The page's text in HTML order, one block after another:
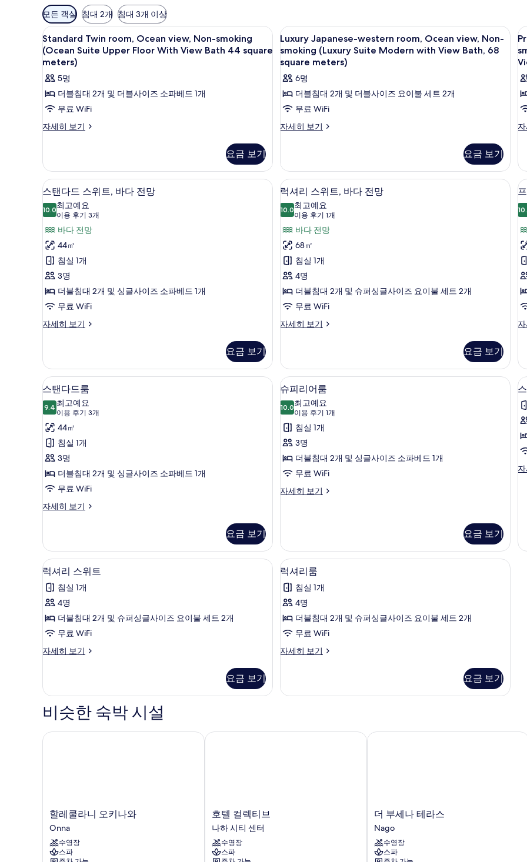
객
실
에
사
용
가
능
한
필
터
모든 객실 침대 2개 침대 3개 이상
Standard
Twin
room,
Ocean
view,
Non-
smoking
(Ocean
Floor
With
View
Bath
44
square
meters)
사
진
모
두
보
1 개의 침실, 고급 침구, 객실 내 금고, 책상
4
Standard Twin room, Ocean view, Non-smoking
(Ocean Suite Upper Floor With View Bath 44 square
meters)
5명
더블침대 2개 및 더블사이즈 소파베드 1개
무료 WiFi
자세히 보기
Standard
view,
Non-
smoking
(Ocean
Suite
Upper
Floor
With
View
Bath
44
meters)
자
히
요금 보기
Luxury
Japanese-
western
room,
Ocean
view,
Non-
smoking
Modern
with
View
Bath,
68
square
meters)
사
진
모
두
보
3
Luxury Japanese-western room, Ocean view, Non-
smoking (Luxury Suite Modern with View Bath, 68
square meters)
6명
더블침대 2개 및 더블사이즈 요이불 세트 2개
무료 WiFi
자세히 보기
Luxury
Ocean
view,
Non-
smoking
(Luxury
Suite
Modern
with
View
Bath,
68
meters)
자
히
요금 보기
세
스
탠
다
드
스
위
트,
바
다
전
진
모
두
보
기
스탠다드 스위트, 바다 전망 | 1 개의 침실, 고급 침구, 객실 내 금고, 책상
6
스탠다드 스위트, 바다 전망
10.010.0점 만점 중 10점
최고예요
이용 후기 3개
(이
용
후
기
3
개)
바다 전망
44㎡
침실 1개
3명
더블침대 2개 및 싱글사이즈 소파베드 1개
무료 WiFi
자세히 보기
스
스
위
트,
다
망
자
세
히
보
요금 보기
럭
셔
리
스
위
트,
바
다
전
망
모
두
보
기
1 개의 침실, 고급 침구, 객실 내 금고, 책상
14
럭셔리 스위트, 바다 전망
10.010.0점 만점 중 10점
최고예요
이용 후기 1개
(이
용
후
기
개)
바다 전망
68㎡
침실 1개
4명
더블침대 2개 및 슈퍼싱글사이즈 요이불 세트 2개
무료 WiFi
자세히 보기
럭
위
트,
바
다
전
자
세
보
기
요금 보기
프
스
위
트
세
히
기
스
탠
다
드
룸
사
진
모
두
1 개의 침실, 고급 침구, 객실 내 금고, 책상
5
스탠다드룸
9.49.4점 만점 중 10점
최고예요
이용 후기 3개
(이
용
후
기
3
개)
44㎡
침실 1개
3명
더블침대 2개 및 싱글사이즈 소파베드 1개
무료 WiFi
자세히 보기
스
룸
자
세
히
보
기
요금 보기
슈
피
리
어
룸
사
진
모
1 개의 침실, 고급 침구, 객실 내 금고, 책상
5
슈피리어룸
10.010.0점 만점 중 10점
최고예요
이용 후기 1개
(이
용
후
기
개)
침실 1개
3명
더블침대 2개 및 싱글사이즈 소파베드 1개
무료 WiFi
자세히 보기
슈
자
세
히
보
기
요금 보기
드
스
히
보
럭
셔
리
스
위
사
모
보
기
1 개의 침실, 고급 침구, 객실 내 금고, 책상
14
럭셔리 스위트
침실 1개
4명
더블침대 2개 및 슈퍼싱글사이즈 요이불 세트 2개
무료 WiFi
자세히 보기
럭
위
자
히
요금 보기
럭
셔
리
룸
사
모
보
1 개의 침실, 고급 침구, 객실 내 금고, 책상
14
럭셔리룸
침실 1개
4명
더블침대 2개 및 슈퍼싱글사이즈 요이불 세트 2개
무료 WiFi
자세히 보기
럭
자
기
요금 보기
비슷한 숙박 시설
할
레
쿨
라
니
할레쿨라니 오키나와
Onna
수영장
스파
할레쿨라니 오키나와
호
텔
컬
렉
티
호텔 컬렉티브
나하 시티 센터
수영장
스파
호텔 컬렉티브
더
부
세
나
테
더 부세나 테라스
Nago
수영장
스파
더 부세나 테라스